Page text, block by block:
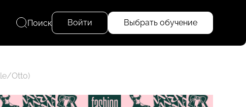
Поиск Войти Выбрать обучение
Otto)